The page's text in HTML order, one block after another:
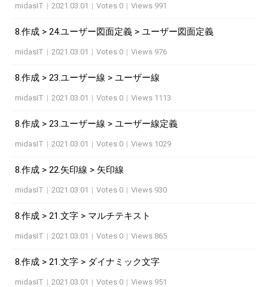
midasIT | 2021.03.01 | Votes 0 | Views 991
8.作成 > 24.ユーザー図面定義 > ユーザー図面定義
midasIT | 2021.03.01 | Votes 0 | Views 976
8.作成 > 23.ユーザー線 > ユーザー線
midasIT | 2021.03.01 | Votes 0 | Views 1113
8.作成 > 23.ユーザー線 > ユーザー線定義
midasIT | 2021.03.01 | Votes 0 | Views 1029
8.作成 > 22.矢印線 > 矢印線
midasIT | 2021.03.01 | Votes 0 | Views 930
8.作成 > 21.文字 > マルチテキスト
midasIT | 2021.03.01 | Votes 0 | Views 865
8.作成 > 21.文字 > ダイナミック文字
midasIT | 2021.03.01 | Votes 0 | Views 951